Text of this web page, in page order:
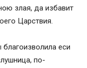
злая, да избавит
Царствия.
еси
по-